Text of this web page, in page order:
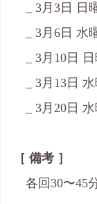
_ 3月3日 日
_ 3月6日 水
_ 3月10日
_ 3月13日 水
_ 3月20日 水
［ 備考 ］
各回30〜45